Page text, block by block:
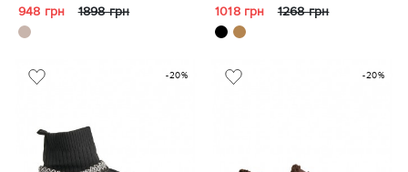
948 грн 1898 грн 1018 грн 1268 грн
-20% -20%